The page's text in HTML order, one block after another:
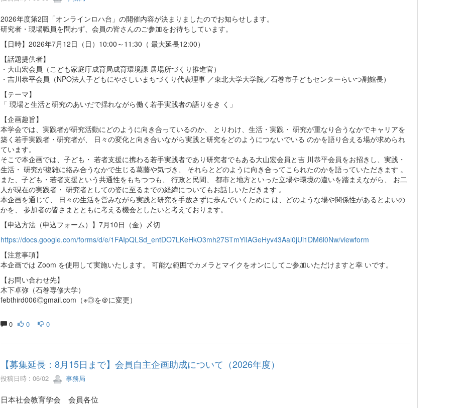
2026年度第2回「オンラインロハ台」の開催内容が決まりましたのでお知らせします。
研究者・現場職員を問わず、会員の皆さんのご参加をお待ちしています。
【日時】2026年7月12日（日）10:00～11:30（ 最大延長12:00）
【話題提供者】
・大山宏会員（こども家庭庁成育局成育環境課 居場所づくり推進官）
・吉川恭平会員（NPO法人子どもにやさしいまちづくり代表理事 ／東北大学大学院／石巻市子どもセンターらいつ副館長）
【テーマ】
「 現場と生活と研究のあいだで揺れながら働く若手実践者の語りをき く」
【企画趣旨】
本学会では、実践者が研究活動にどのように向き合っているのか、 とりわけ、生活・実践・ 研究が重なり合うなかでキャリアを
築く若手実践者・研究者が、 日々の変化と向き合いながら実践と研究をどのようにつないでいる のかを語り合える場が求められ
ています。
そこで本企画では、子ども・ 若者支援に携わる若手実践者であり研究者でもある大山宏会員と吉 川恭平会員をお招きし、実践・
生活・ 研究が複雑に絡み合うなかで生じる葛藤や気づき、 それらとどのように向き合ってこられたのかを語っていただきます 。
また、子ども・若者支援という共通性をもちつつも、 行政と民間、 都市と地方といった立場や環境の違いを踏まえながら、 お二
人が現在の実践者・ 研究者としての姿に至るまでの経緯についてもお話しいただきます 。
本企画を通じて、 日々の生活を営みながら実践と研究を手放さずに歩んでいくために は、どのような場や関係性があるとよいの
かを、 参加者の皆さまとともに考える機会としたいと考えております。
【申込方法（申込フォーム）】7月10日（金）〆切
https://docs.google.com/forms/d/e/1FAIpQLSd_entDO7LKeHkO3mh27STmYiIAGeHyv43Aal0jUi1DM6l0Nw/viewform
【注意事項】
本企画では Zoom を使用して実施いたします。 可能な範囲でカメラとマイクをオンにしてご参加いただけますと幸 いです。
【お問い合わせ先】
木下卓弥（石巻専修大学）
febthird006◎gmail.com（※◎を＠に変更）
0 0 0
【募集延長：8月15日まで】会員自主企画助成について（2026年度）
投稿日時 : 06/02 事務局
日本社会教育学会 会員各位